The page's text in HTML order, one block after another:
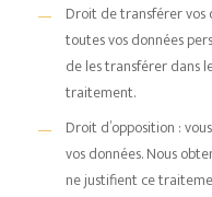
Droit de transférer vos
toutes vos données
de les transférer dans
traitement.
Droit d’opposition :
vos données. Nous
ne justifient ce